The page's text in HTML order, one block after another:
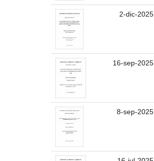
2-dic-2025
16-sep-2025
8-sep-2025